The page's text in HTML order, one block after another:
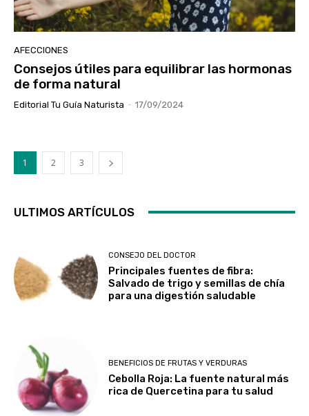
AFECCIONES
Consejos útiles para equilibrar las hormonas
de forma natural
Editorial Tu Guía Naturista - 17/09/2024
1 2 3
ULTIMOS ARTÍCULOS
CONSEJO DEL DOCTOR
Principales fuentes de fibra:
Salvado de trigo y semillas de chía
para una digestión saludable
BENEFICIOS DE FRUTAS Y VERDURAS
Cebolla Roja: La fuente natural más
rica de Quercetina para tu salud